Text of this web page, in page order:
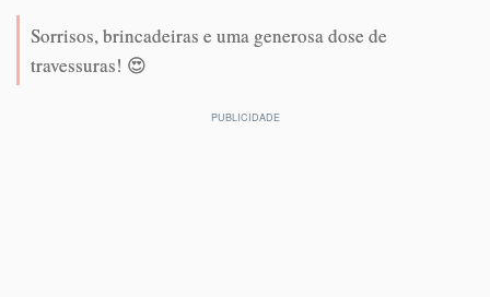
Sorrisos, brincadeiras e uma generosa dose de
travessuras! 😍